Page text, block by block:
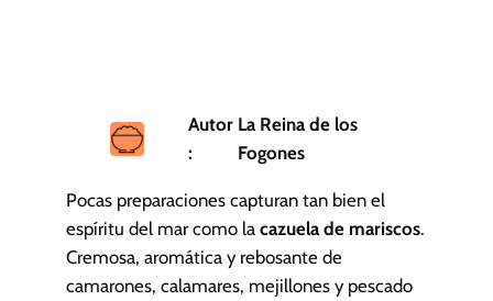
Autor
:
La Reina de los
Fogones
Pocas preparaciones capturan tan bien el
espíritu del mar como la cazuela de mariscos.
Cremosa, aromática y rebosante de
camarones, calamares, mejillones y pescado